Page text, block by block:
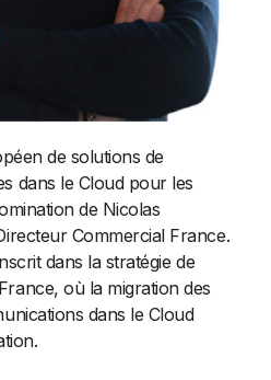
dans le Cloud pour les
de Nicolas
Commercial France.
dans la stratégie de
où la migration des
dans le Cloud